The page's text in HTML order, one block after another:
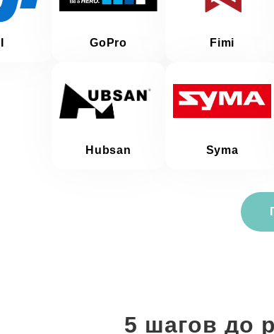
GoPro Fimi
Hubsan Syma
5 шагов до